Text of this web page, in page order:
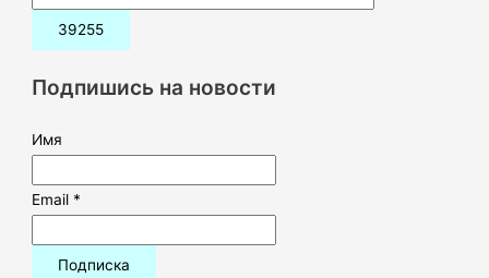
и
:Подпишись на новости
Имя
Email *